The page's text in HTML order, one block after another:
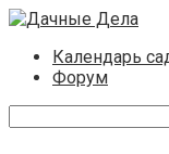
Перейти
контентуКалендарь
Форум